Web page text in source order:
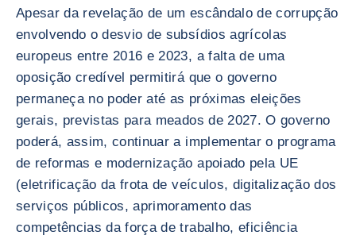
Apesar da revelação de um escândalo de corrupção
envolvendo o desvio de subsídios agrícolas
europeus entre 2016 e 2023, a falta de uma
oposição credível permitirá que o governo
permaneça no poder até as próximas eleições
gerais, previstas para meados de 2027. O governo
poderá, assim, continuar a implementar o programa
de reformas e modernização apoiado pela UE
(eletrificação da frota de veículos, digitalização dos
serviços públicos, aprimoramento das
competências da força de trabalho, eficiência